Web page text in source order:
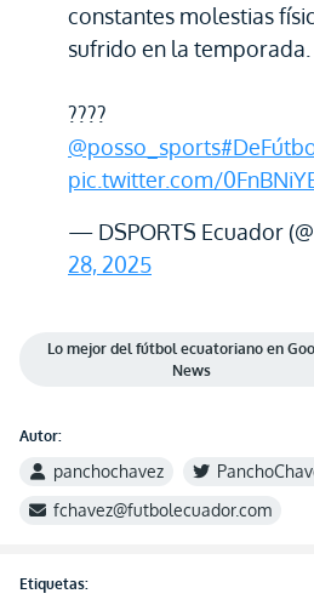
constantes molestias
sufrido en la temporada.
????
@posso_sports
pic.twitter.com/
— DSPORTS Ecuador
28, 2025
Lo mejor del fútbol ecuatoriano en
News
Autor:
panchochavez
fchavez@futbolecuador.com
Etiquetas: